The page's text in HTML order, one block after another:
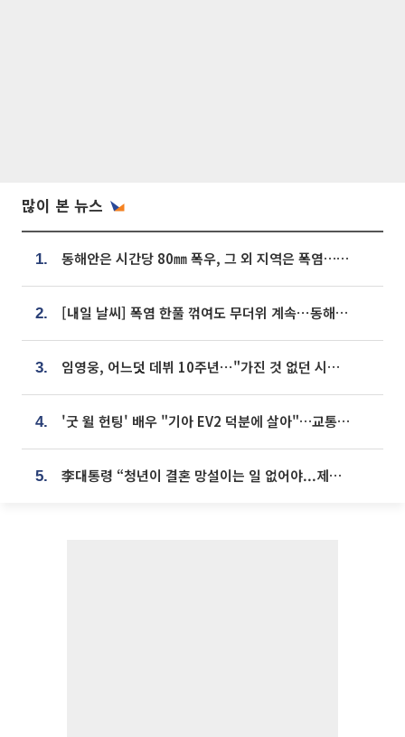
많이 본 뉴스
1. 동해안은 시간당 80㎜ 폭우, 그 외 지역은 폭염…‘극과 극 날씨’
2. [내일 날씨] 폭염 한풀 꺾여도 무더위 계속⋯동해안 이틀 연속 비
3. 임영웅, 어느덧 데뷔 10주년⋯"가진 것 없던 시절, 내 앞엔 20명의 팬뿐"
4. '굿 윌 헌팅' 배우 "기아 EV2 덕분에 살아"…교통사고 후 안전성 극찬
5. 李대통령 “청년이 결혼 망설이는 일 없어야...제도상 불이익 조사”